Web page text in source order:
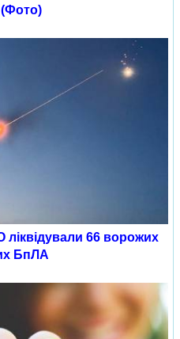
(Фото)
66 ворожих
БпЛА